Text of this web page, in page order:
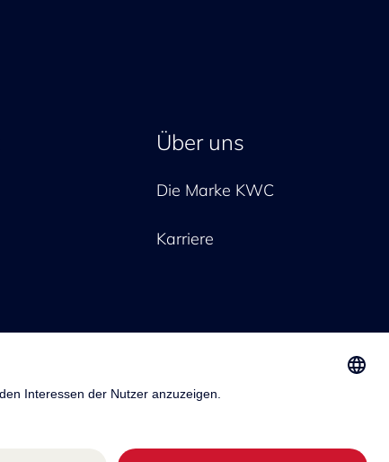
Über uns
Die Marke KWC
Karriere